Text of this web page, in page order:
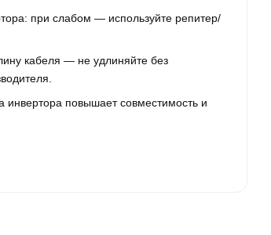
при слабом — используйте репитер/
кабеля — не удлиняйте без
инвертора повышает совместимость и